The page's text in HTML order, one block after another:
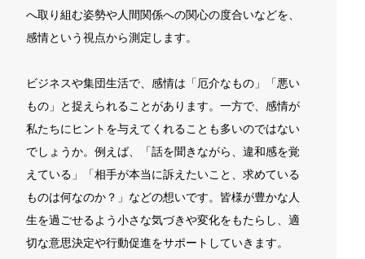
へ取り組む姿勢や人間関係への関心の度合いなどを、
感情という視点から測定します。
ビジネスや集団生活で、感情は「厄介なもの」「悪い
もの」と捉えられることがあります。一方で、感情が
私たちにヒントを与えてくれることも多いのではない
でしょうか。例えば、「話を聞きながら、違和感を覚
えている」「相手が本当に訴えたいこと、求めている
ものは何なのか？」などの想いです。皆様が豊かな人
生を過ごせるよう小さな気づきや変化をもたらし、適
切な意思決定や行動促進をサポートしていきます。